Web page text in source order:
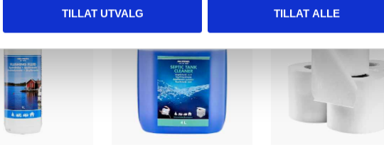
TILLAT UTVALG TILLAT ALLE